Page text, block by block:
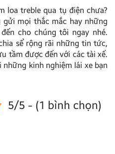
loa treble qua tụ điện chưa?
gửi mọi thắc mắc hay những
cho chúng tôi ngay nhé.
sể rộng rãi những tin tức,
tầm được đến với các tài xế.
những kinh nghiệm lái xe bạn
5/5 - (1 bình chọn)